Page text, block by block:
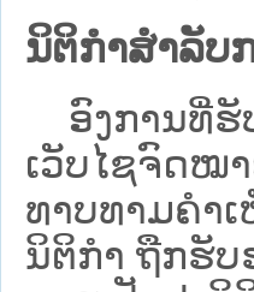
ນິຕິກຳສຳລັບ
ອົງການທີ່ຮັ
ເວັບ​ໄຊຈົດໝ
ທາບທາມຄໍາ
ນິຕິກໍາ ຖືກຮັບ